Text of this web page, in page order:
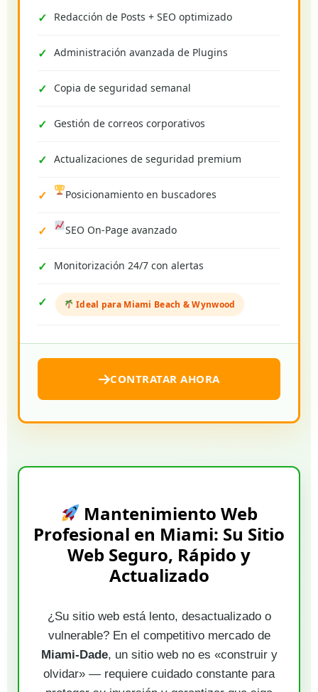
Redacción de Posts + SEO optimizado
Administración avanzada de Plugins
Copia de seguridad semanal
Gestión de correos corporativos
Actualizaciones de seguridad premium
Posicionamiento en buscadores
SEO On-Page avanzado
Monitorización 24/7 con alertas
Ideal para Miami Beach & Wynwood
CONTRATAR AHORA
Mantenimiento Web
Profesional en Miami: Su Sitio
Web Seguro, Rápido y
Actualizado
¿Su sitio web está lento, desactualizado o
vulnerable? En el competitivo mercado de
Miami-Dade, un sitio web no es «construir y
olvidar» — requiere cuidado constante para